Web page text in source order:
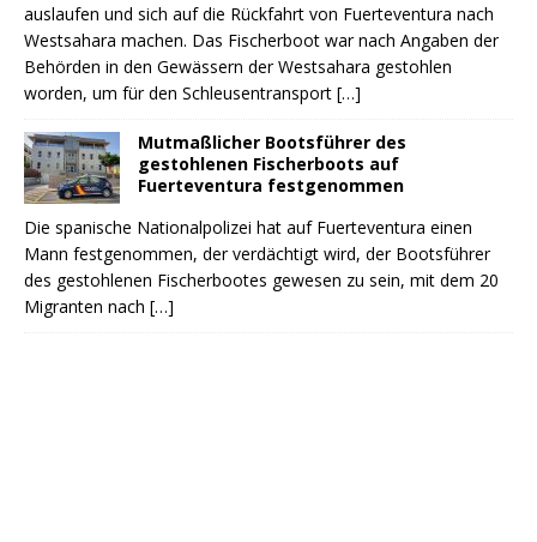
auslaufen und sich auf die Rückfahrt von Fuerteventura nach
Westsahara machen. Das Fischerboot war nach Angaben der
Behörden in den Gewässern der Westsahara gestohlen
worden, um für den Schleusentransport […]
Mutmaßlicher Bootsführer des
gestohlenen Fischerboots auf
Fuerteventura festgenommen
Die spanische Nationalpolizei hat auf Fuerteventura einen
Mann festgenommen, der verdächtigt wird, der Bootsführer
des gestohlenen Fischerbootes gewesen zu sein, mit dem 20
Migranten nach […]